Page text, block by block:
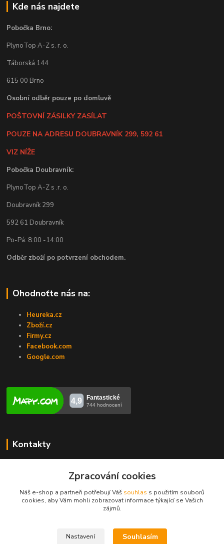
Kde nás najdete
Pobočka Brno:
PlynoTop A-Z s. r. o.
Táborská 144
615 00 Brno
Osobní odběr pouze po domluvě
POŠTOVNÍ ZÁSILKY ZASÍLAT
POUZE NA ADRESU DOUBRAVNÍK 299, 592 61
VIZ NÍŽE
Pobočka Doubravník:
PlynoTop A-Z s .r. o.
Doubravník 299
592 61 Doubravník
Po-Pá: 8:00 -14:00
Odběr zboží po potvrzení obchodem.
Ohodnoťte nás na:
Heureka.cz
Zboží.cz
Firmy.cz
Facebook.com
Google.com
Kontakty
+420731448913
info@opravakotlu.cz
Zpracování cookies
Náš e-shop a partneři potřebují Váš souhlas s použitím souborů
cookies, aby Vám mohli zobrazovat informace týkající se Vašich
zájmů.
Nastavení Souhlasím